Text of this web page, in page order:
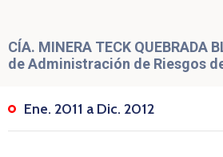
CÍA. MINERA TECK QUEBRADA
de Administración de Riesgos
Ene. 2011 a Dic. 2012